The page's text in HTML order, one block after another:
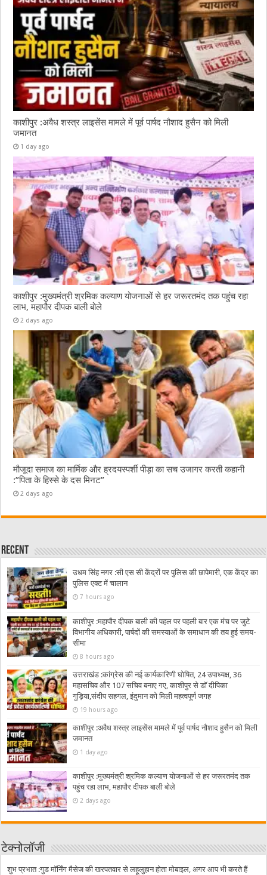
काशीपुर :अवैध शस्त्र लाइसेंस मामले में पूर्व पार्षद नौशाद हुसैन को मिली
जमानत
1 day ago
काशीपुर :मुख्यमंत्री श्रमिक कल्याण योजनाओं से हर जरूरतमंद तक पहुंच रहा
लाभ, महापौर दीपक बाली बोले
2 days ago
मौजूदा समाज का मार्मिक और ह्रदयस्पर्शी पीड़ा का सच उजागर करती कहानी
:”पिता के हिस्से के दस मिनट”
2 days ago
Recent
उधम सिंह नगर :सी एस सी केंद्रों पर पुलिस की छापेमारी, एक केंद्र का
पुलिस एक्ट में चालान
7 hours ago
काशीपुर :महापौर दीपक बाली की पहल पर पहली बार एक मंच पर जुटे
विभागीय अधिकारी, पार्षदों की समस्याओं के समाधान की तय हुई समय-
सीमा
8 hours ago
उत्तराखंड :कांग्रेस की नई कार्यकारिणी घोषित, 24 उपाध्यक्ष, 36
महासचिव और 107 सचिव बनाए गए, काशीपुर से डॉ दीपिका
गुड़िया,संदीप सहगल, इंदुमान को मिली महत्वपूर्ण जगह
19 hours ago
काशीपुर :अवैध शस्त्र लाइसेंस मामले में पूर्व पार्षद नौशाद हुसैन को मिली
जमानत
1 day ago
काशीपुर :मुख्यमंत्री श्रमिक कल्याण योजनाओं से हर जरूरतमंद तक
पहुंच रहा लाभ, महापौर दीपक बाली बोले
2 days ago
टेक्नोलॉजी
शुभ प्रभात :गुड मॉर्निंग मैसेज की खरपतवार से लहूलुहान होता मोबाइल, अगर आप भी करते हैं